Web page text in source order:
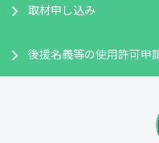
取材申し込み
後援名義等の使用許可申